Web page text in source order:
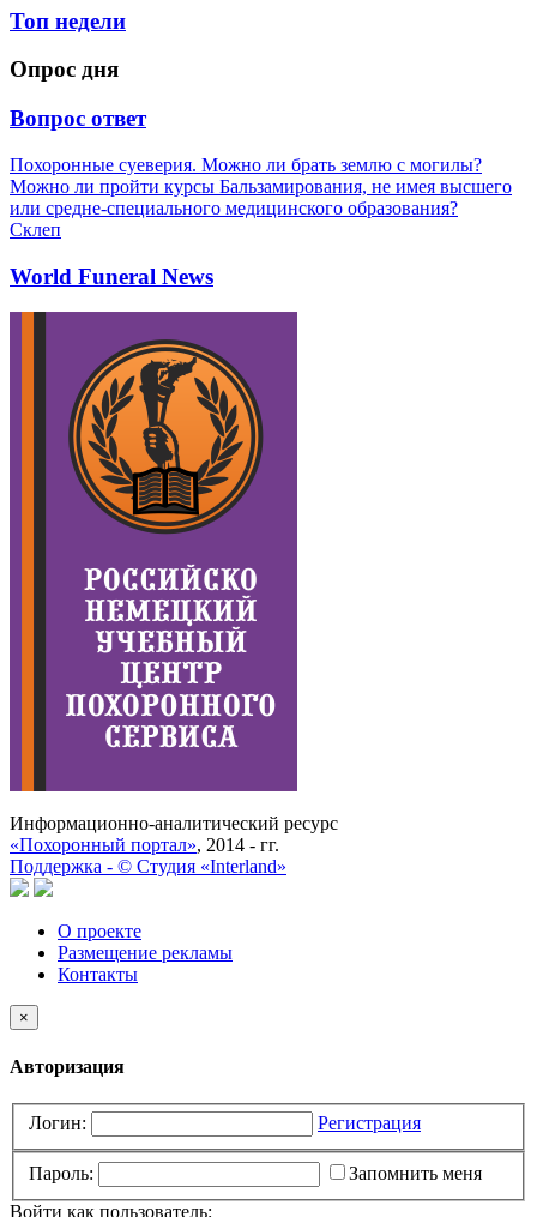
Топ недели
Опрос дня
Вопрос ответ
Похоронные суеверия. Можно ли брать землю с могилы?
Можно ли пройти курсы Бальзамирования, не имея высшего
или средне-специального медицинского образования?
Склеп
World Funeral News
Информационно-аналитический ресурс
«Похоронный портал», 2014 - гг.
Поддержка - © Cтудия «Interland»
О проекте
Размещение рекламы
Контакты
×
Авторизация
Логин: Регистрация
Пароль:
Запомнить меня
Войти как пользователь: